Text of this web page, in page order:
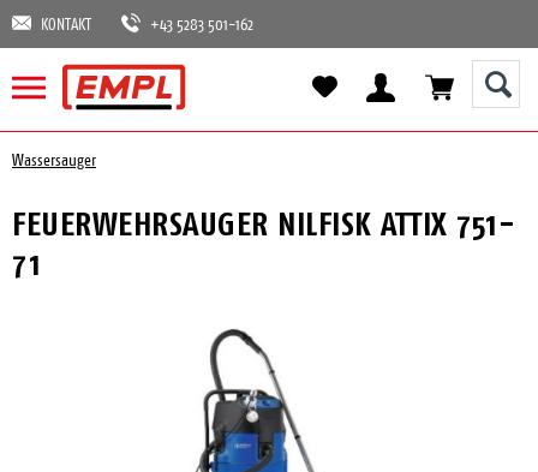
KONTAKT +43 5283 501-162
Wassersauger
FEUERWEHRSAUGER NILFISK ATTIX 751-
71